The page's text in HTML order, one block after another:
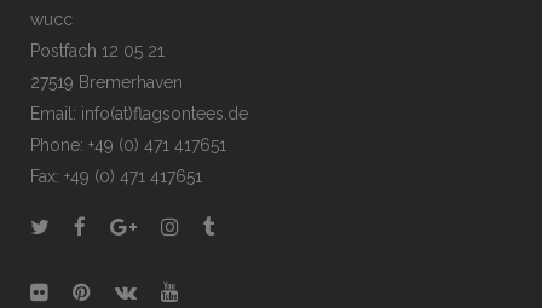
wucc
Postfach 12 05 21
27519 Bremerhaven
Email: info(at)flagsontees.de
Phone: +49 (0) 471 417651
Fax: +49 (0) 471 417651